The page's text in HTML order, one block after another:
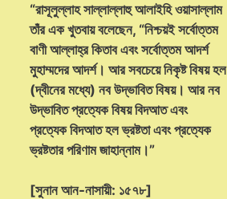
“রাসূলুল্লাহ সাল্লাল্লাহু আলাইহি ওয়াসাল্লাম
তাঁর এক খুতবায় বলেছেন, “নিশ্চয়ই সর্বোত্তম
বাণী আল্লাহ্‌র কিতাব এবং সর্বোত্তম আদর্শ
মুহাম্মদের আদর্শ। আর সবচেয়ে নিকৃষ্ট বিষয় হল
(দ্বীনের মধ্যে) নব উদ্ভাবিত বিষয়। আর নব
উদ্ভাবিত প্রত্যেক বিষয় বিদআত এবং
প্রত্যেক বিদআত হল ভ্রষ্টতা এবং প্রত্যেক
ভ্রষ্টতার পরিণাম জাহান্নাম।”
[সুনান আন-নাসায়ী: ১৫৭৮]